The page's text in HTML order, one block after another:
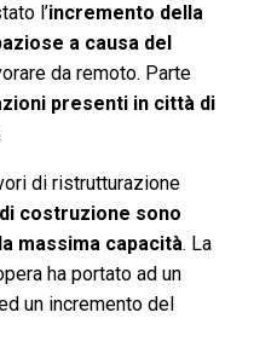
l’incremento della
a causa del
da remoto. Parte
presenti in città di
di ristrutturazione
costruzione sono
massima capacità. La
ha portato ad un
un incremento del